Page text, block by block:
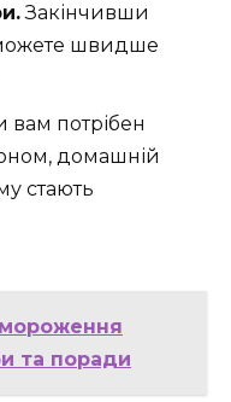
Закінчивши
швидше
вам потрібен
домашній
стають
та поради